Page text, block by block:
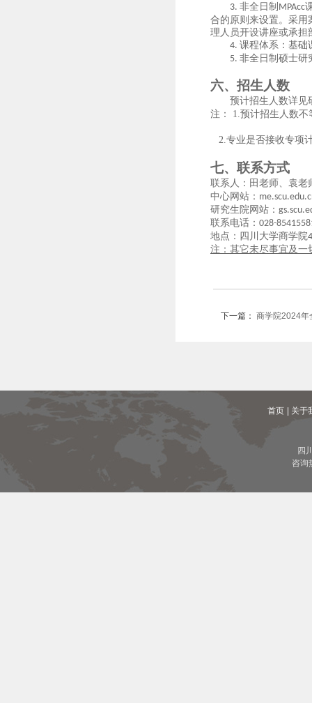
3. 非全日制 MPAcc
合的原则来设置。采用
理人员开设讲座或承担
4. 课程体系：基础
5. 非全日制硕士研
六、招生人数
预计招生人数详见
注：
1.预计招生人数不
2.专业是否接收专项
七、联系方式
联系人：田老师、袁老
中心网站：
研究生院网站：
联系电话： 028-
地点：四川大学商学院
注：其它未尽事宜及一
下一篇： 商学院2024年
首页 | 关于
四
咨